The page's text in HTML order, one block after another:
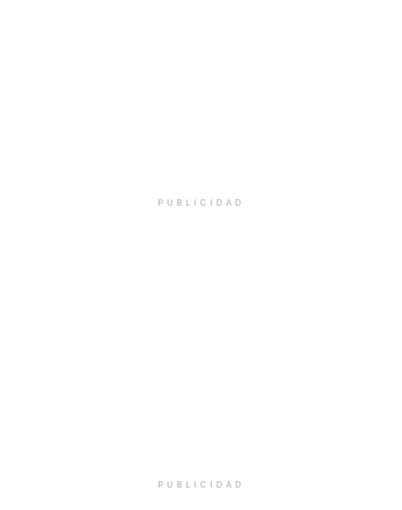
PUBLICIDAD
PUBLICIDAD